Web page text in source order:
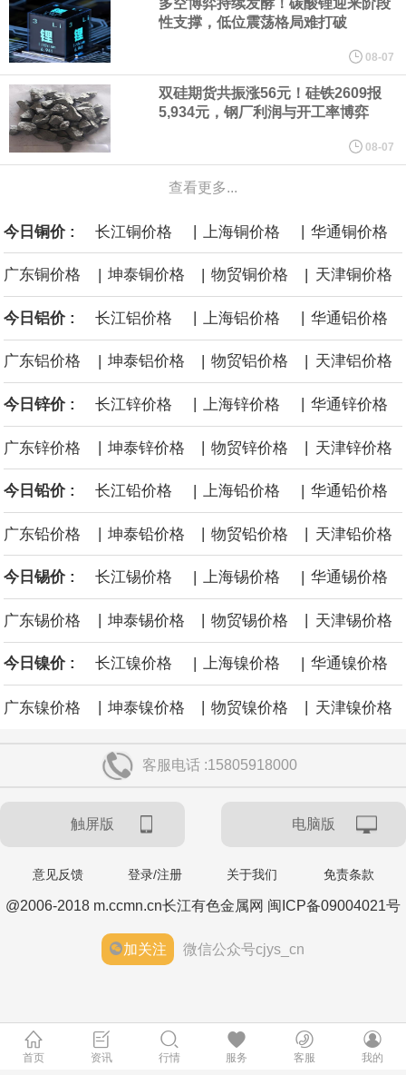
进一步扩大全年营运成果。
美国国会预算办公室（CBO）于当地时间5日发布报告称，美国海军
计划建造的15艘核动力“特朗普级”（Trump-class）战列舰，从研发
到采购的总费用可能高达2750亿美元，为美国有史以来最昂贵的水
面战舰项目之一。 根据CBO的初步估算，首舰造价约234亿美元，
后续14艘平均每艘约180亿美元。
黄金价格有望录得自今年1月以来最大单周涨幅。油价走弱为金价提
供支撑，同时投资者正等待美国非农就业数据，以寻找美国利率前
景的线索。StoneX高级分析师马特·辛普森表示，中东和平前景改善
令市场通胀预期下降，推动黄金价格从此前持续数周、位于4000美
元上方的盘整区间中进一步上涨。
必和必拓港口联合工会：必和必拓西澳大利亚铁矿石业务的工人已
通知，将于8月9日实施24小时停工。
性支撑，低位震荡格局难打破
08-07
双硅期货共振涨56元！硅铁2609报
5,934元，钢厂利润与开工率博弈
08-07
查看更多...
今日铜价 : 长江铜价格 | 上海铜价格 | 华通铜价格
广东铜价格 | 坤泰铜价格 | 物贸铜价格 | 天津铜价格
今日铝价 : 长江铝价格 上海铝价格 华通铝价格
广东铝价格 | 坤泰铝价格 | 物贸铝价格 | 天津铝价格
今日锌价 : 长江锌价格 上海锌价格 华通锌价格
广东锌价格 | 坤泰锌价格 | 物贸锌价格 | 天津锌价格
今日铅价 : 长江铅价格 | 上海铅价格 | 华通铅价格
广东铅价格 坤泰铅价格 物贸铅价格 天津铅价格
今日锡价 : 长江锡价格 | 上海锡价格 | 华通锡价格
广东锡价格 坤泰锡价格 物贸锡价格 天津锡价格
今日镍价 : 长江镍价格 | 上海镍价格 | 华通镍价格
广东镍价格 | 坤泰镍价格 | 物贸镍价格 | 天津镍价格
客服电话 :15805918000
触屏版 电脑版
意见反馈 登录/注册 关于我们 免责条款
@2006-2018 m.ccmn.cn长江有色金属网 闽ICP备09004021号
加关注 微信公众号cjys_cn
首页 资讯 行情 服务 客服 我的